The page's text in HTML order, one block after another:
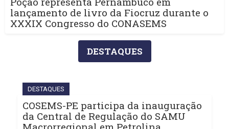
lançamento de livro da Fiocruz durante o
XXXIX Congresso do CONASEMS
DESTAQUES
DESTAQUES
COSEMS-PE participa da inauguração
da Central de Regulação do SAMU